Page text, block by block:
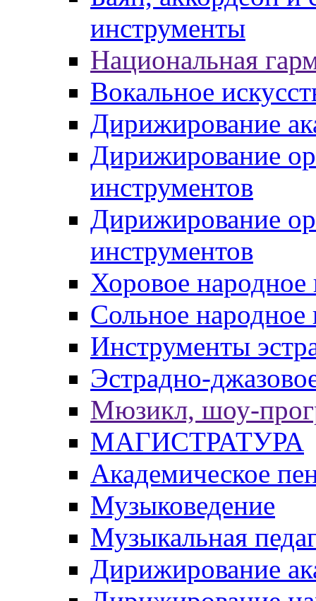
инструменты
Национальная
Вокальное
Дирижирование
Дирижирование
инструментов
Дирижирование
инструментов
Хоровое народное
Сольное народное
Инструменты
Эстрадно-
Мюзикл, шоу-
МАГИСТРАТУРА
Академическое
Музыковедение
Музыкальная
Дирижирование